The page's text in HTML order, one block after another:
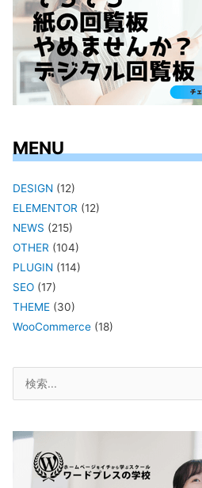
MENU
DESIGN (12)
ELEMENTOR (12)
NEWS (215)
OTHER (104)
PLUGIN (114)
SEO (17)
THEME (30)
WooCommerce (18)
象: